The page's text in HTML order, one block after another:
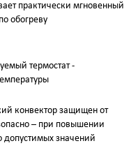
практически мгновенный
обогреву
термостат -
конвектор защищен от
– при повышении
значений